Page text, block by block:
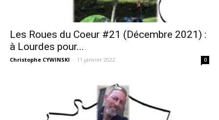
voix
Les Roues du Coeur #21 (Décembre 2021) :
à Lourdes pour...
Christophe CYWINSKI - 11 janvier 2022 0